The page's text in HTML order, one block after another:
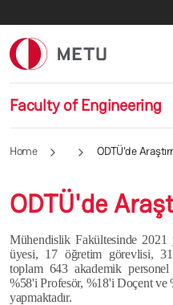
Faculty of Engineering
Home ODTÜ'de
ODTÜ'de
Mühendislik Fakültesinde
üyesi, 17 öğretim görevlisi,
toplam 643 akademik
%58'i Profesör, %18'i Doçent ve
yapmaktadır.